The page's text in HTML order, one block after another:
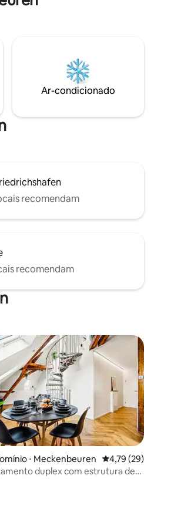
luz, uma varanda que convida
WM, 2 vagas de
na casa, fechadura.
Armazenamento de bicicletas,
in com teclado numérico.
Ar-condicionado
recomendam
recomendam
média de 5, 7 avaliações
⋅ Meckenbeuren 4,79 de uma
4,79 (29)
duplex com estrutura de